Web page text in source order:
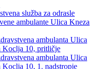
služba za odrasle
ambulante Ulica Kneza
ambulanta Ulica
Koclja 10, pritličje
ambulanta Ulica
Koclja 10, 1. nadstropje